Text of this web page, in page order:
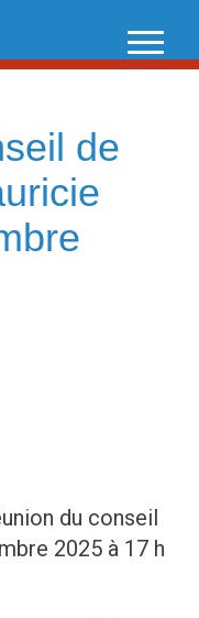
de
du conseil
2025 à 17 h